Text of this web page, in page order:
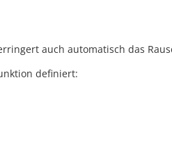
auch automatisch das
definiert: